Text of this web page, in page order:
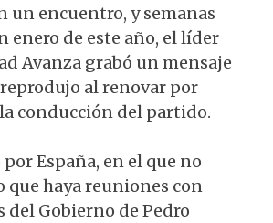
un encuentro, y semanas
enero de este año, el líder
Avanza grabó un mensaje
al renovar por
conducción del partido.
por España, en el que no
que haya reuniones con
Gobierno de Pedro